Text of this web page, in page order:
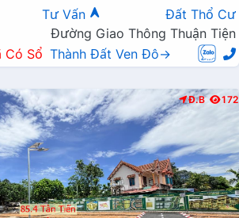
Tư Vấn
Đất Thổ Cư
Đường Giao Thông Thuận Tiện
Có Sổ Thành Đất Ven Đô→
Đ.B 172